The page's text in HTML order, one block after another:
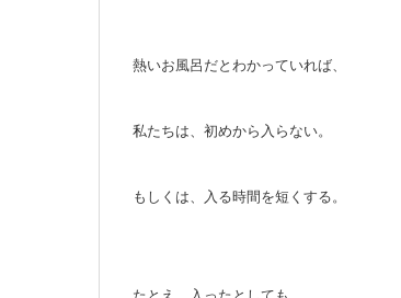
熱いお風呂だとわかっていれば、
私たちは、初めから入らない。
もしくは、入る時間を短くする。